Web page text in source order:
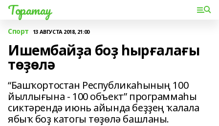
Торатау
Спорт 13 АВГУСТА 2018, 21:00
Ишембайҙа боҙ һырғалағы
төҙөлә
“Башҡортостан Республикаһының 100
йыллығына - 100 объект” программаһы
сиктәрендә июнь айында беҙҙең ҡалала
ябыҡ боҙ катогы төҙөлә башланы.